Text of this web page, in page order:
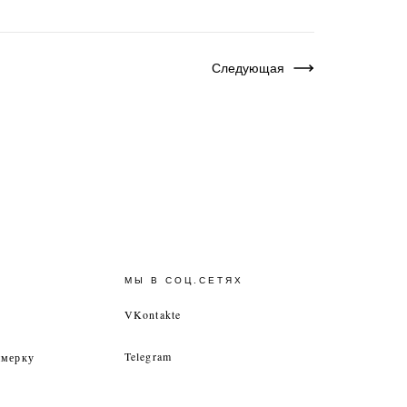
Следующая
МЫ В СОЦ.СЕТЯХ
VKontakte
Telegram